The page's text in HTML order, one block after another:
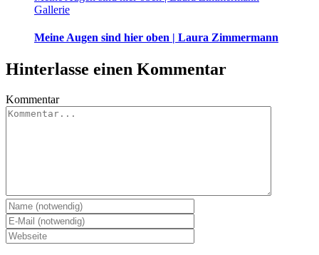
Gallerie
Meine Augen sind hier oben | Laura Zimmermann
Hinterlasse einen Kommentar
Kommentar